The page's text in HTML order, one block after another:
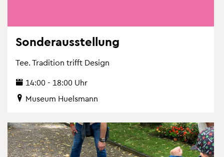
Son­der­aus­stel­lung
Tee. Tra­di­ti­on trifft De­sign
14:00 - 18:00 Uhr
Mu­se­um Hu­els­mann